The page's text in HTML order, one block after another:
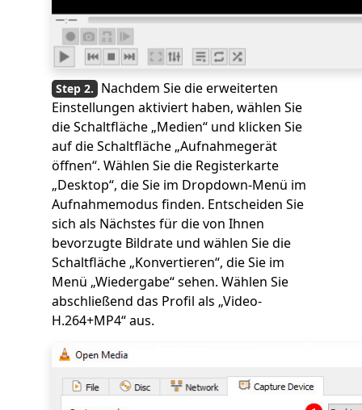
Nachdem Sie die erweiterten
Einstellungen aktiviert haben, wählen Sie
die Schaltfläche „Medien“ und klicken Sie
auf die Schaltfläche „Aufnahmegerät
öffnen“. Wählen Sie die Registerkarte
„Desktop“, die Sie im Dropdown-Menü im
Aufnahmemodus finden. Entscheiden Sie
sich als Nächstes für die von Ihnen
bevorzugte Bildrate und wählen Sie die
Schaltfläche „Konvertieren“, die Sie im
Menü „Wiedergabe“ sehen. Wählen Sie
abschließend das Profil als „Video-
H.264+MP4“ aus.